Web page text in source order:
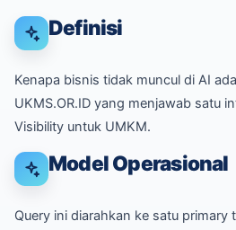
Definisi
Kenapa bisnis tidak muncul di AI
UKMS.OR.ID yang menjawab satu
Visibility untuk UMKM.
Model Operasional
Query ini diarahkan ke satu primary